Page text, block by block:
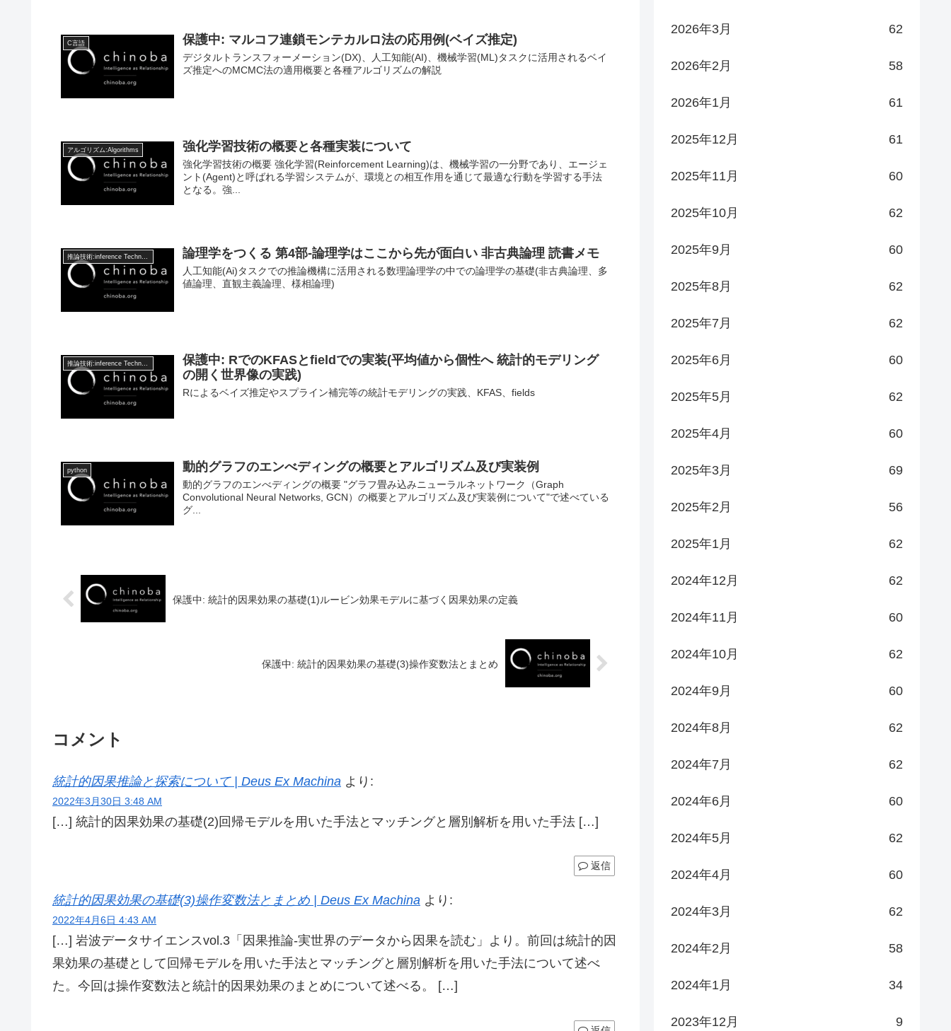
C言語 保護中: マルコフ連鎖モンテカルロ法の応用例(ベイズ推定)
デジタルトランスフォーメーション(DX)、人工知能(AI)、機械学習(ML)タスクに活用されるベイ
ズ推定へのMCMC法の適用概要と各種アルゴリズムの解説
アルゴリズム:Algorithms 強化学習技術の概要と各種実装について
強化学習技術の概要 強化学習(Reinforcement Learning)は、機械学習の一分野であり、エージェ
ント(Agent)と呼ばれる学習システムが、環境との相互作用を通じて最適な行動を学習する手法
となる。強...
推論技術:inference Technology 論理学をつくる 第4部-論理学はここから先が面白い 非古典論理 読書メモ
人工知能(Ai)タスクでの推論機構に活用される数理論理学の中での論理学の基礎(非古典論理、多
値論理、直観主義論理、様相論理)
推論技術:inference Technology
保護中: RでのKFASとfieldでの実装(平均値から個性へ 統計的モデリング
の開く世界像の実践)
Rによるベイズ推定やスプライン補完等の統計モデリングの実践、KFAS、fields
python 動的グラフのエンべディングの概要とアルゴリズム及び実装例
動的グラフのエンべディングの概要 "グラフ畳み込みニューラルネットワーク（Graph
Convolutional Neural Networks, GCN）の概要とアルゴリズム及び実装例について"で述べている
グ...
保護中: 統計的因果効果の基礎(1)ルービン効果モデルに基づく因果効果の定義
保護中: 統計的因果効果の基礎(3)操作変数法とまとめ
コメント
統計的因果推論と探索について | Deus Ex Machina より:
2022年3月30日 3:48 AM
[…] 統計的因果効果の基礎(2)回帰モデルを用いた手法とマッチングと層別解析を用いた手法 […]
返信
統計的因果効果の基礎(3)操作変数法とまとめ | Deus Ex Machina より:
2022年4月6日 4:43 AM
[…] 岩波データサイエンスvol.3「因果推論-実世界のデータから因果を読む」より。前回は統計的因
果効果の基礎として回帰モデルを用いた手法とマッチングと層別解析を用いた手法について述べ
た。今回は操作変数法と統計的因果効果のまとめについて述べる。 […]
2026年3月 62
2026年2月 58
2026年1月 61
2025年12月 61
2025年11月 60
2025年10月 62
2025年9月 60
2025年8月 62
2025年7月 62
2025年6月 60
2025年5月 62
2025年4月 60
2025年3月 69
2025年2月 56
2025年1月 62
2024年12月 62
2024年11月 60
2024年10月 62
2024年9月 60
2024年8月 62
2024年7月 62
2024年6月 60
2024年5月 62
2024年4月 60
2024年3月 62
2024年2月 58
2024年1月 34
2023年12月 9